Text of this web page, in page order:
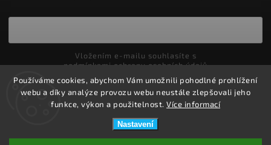
Používáme cookies, abychom Vám umožnili pohodlné prohlížení
webu a díky analýze provozu webu neustále zlepšovali jeho
funkce, výkon a použitelnost. Více informací
Nastavení
podmínkami ochrany osobních údajů
Přihlásit se